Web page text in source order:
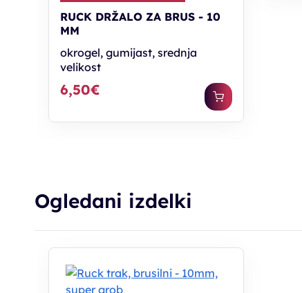
RUCK DRŽALO ZA BRUS - 10
MM
okrogel, gumijast, srednja
velikost
6,50€
Ogledani izdelki